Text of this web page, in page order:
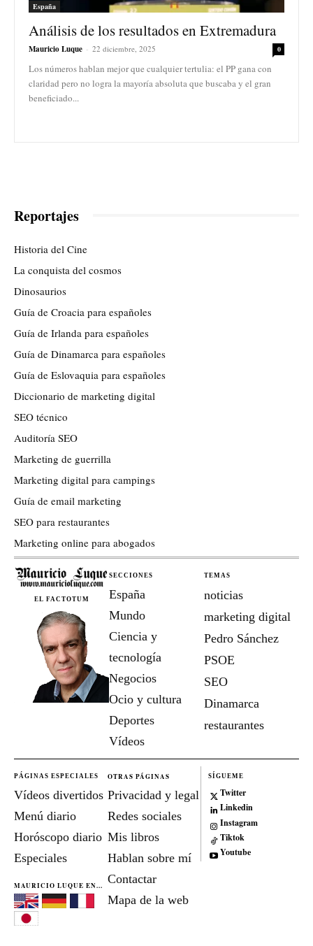
España
Análisis de los resultados en Extremadura
Mauricio Luque - 22 diciembre, 2025 0
Los números hablan mejor que cualquier tertulia: el PP gana con
claridad pero no logra la mayoría absoluta que buscaba y el gran
beneficiado...
Reportajes
Historia del Cine
La conquista del cosmos
Dinosaurios
Guía de Croacia para españoles
Guía de Irlanda para españoles
Guía de Dinamarca para españoles
Guía de Eslovaquia para españoles
Diccionario de marketing digital
SEO técnico
Auditoría SEO
Marketing de guerrilla
Marketing digital para campings
Guía de email marketing
SEO para restaurantes
Marketing online para abogados
EL FACTOTUM
SECCIONES
España
Mundo
Ciencia y
tecnología
Negocios
Ocio y cultura
Deportes
Vídeos
TEMAS
noticias
marketing digital
Pedro Sánchez
PSOE
SEO
Dinamarca
restaurantes
PÁGINAS ESPECIALES
Vídeos divertidos
Menú diario
Horóscopo diario
Especiales
MAURICIO LUQUE EN...
OTRAS PÁGINAS
Privacidad y legal
Redes sociales
Mis libros
Hablan sobre mí
Contactar
Mapa de la web
SÍGUEME
Twitter
Linkedin
Instagram
Tiktok
Youtube